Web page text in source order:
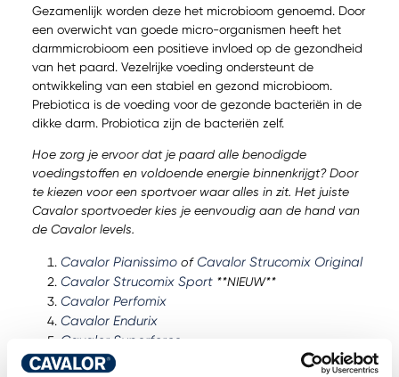
Gezamenlijk worden deze het microbioom genoemd. Door
een overwicht van goede micro-organismen heeft het
darmmicrobioom een positieve invloed op de gezondheid
van het paard. Vezelrijke voeding ondersteunt de
ontwikkeling van een stabiel en gezond microbioom.
Prebiotica is de voeding voor de gezonde bacteriën in de
dikke darm. Probiotica zijn de bacteriën zelf.
Hoe zorg je ervoor dat je paard alle benodigde
voedingstoffen en voldoende energie binnenkrijgt? Door
te kiezen voor een sportvoer waar alles in zit. Het juiste
Cavalor sportvoeder kies je eenvoudig aan de hand van
de Cavalor levels.
Cavalor Pianissimo ofCavalor Strucomix Original
Cavalor Strucomix Sport **NIEUW**
Cavalor Perfomix
Cavalor Endurix
Cavalor Superforce